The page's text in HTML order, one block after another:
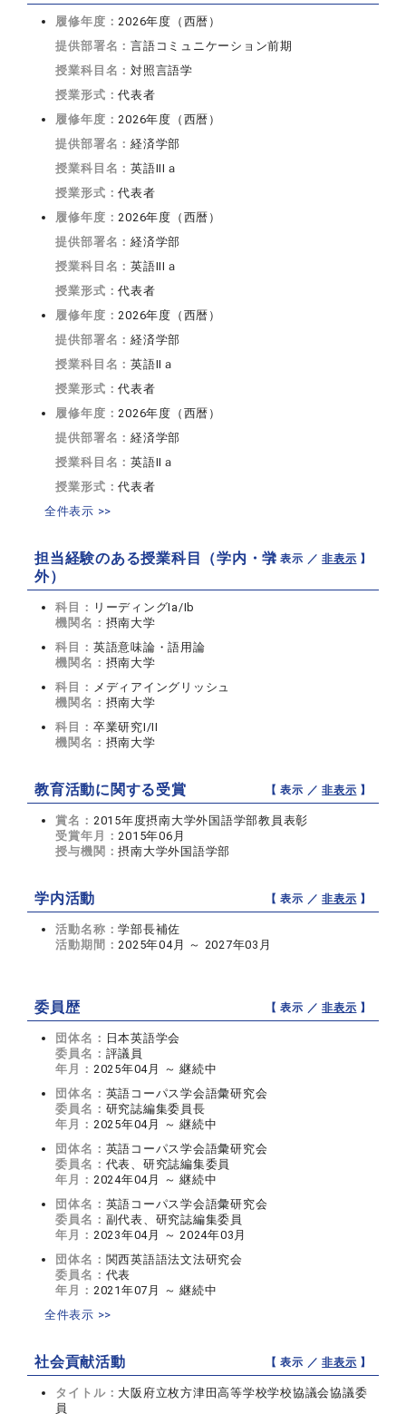
履修年度：2026年度（西暦）
提供部署名：言語コミュニケーション前期
授業科目名：対照言語学
授業形式：代表者
履修年度：2026年度（西暦）
提供部署名：経済学部
授業科目名：英語IIIａ
授業形式：代表者
履修年度：2026年度（西暦）
提供部署名：経済学部
授業科目名：英語IIIａ
授業形式：代表者
履修年度：2026年度（西暦）
提供部署名：経済学部
授業科目名：英語IIａ
授業形式：代表者
履修年度：2026年度（西暦）
提供部署名：経済学部
授業科目名：英語IIａ
授業形式：代表者
全件表示 >>
担当経験のある授業科目（学内・学
外）
【 表示 ／非表示 】
科目： リーディングIa/Ib
機関名： 摂南大学
科目： 英語意味論・語用論
機関名： 摂南大学
科目： メディアイングリッシュ
機関名： 摂南大学
科目： 卒業研究I/II
機関名： 摂南大学
教育活動に関する受賞 【 表示 ／非表示 】
賞名： 2015年度摂南大学外国語学部教員表彰
受賞年月：2015年06月
授与機関：摂南大学外国語学部
学内活動 【 表示 ／非表示 】
活動名称：学部長補佐
活動期間：2025年04月 ～ 2027年03月
委員歴 【 表示 ／非表示 】
団体名： 日本英語学会
委員名： 評議員
年月： 2025年04月 ～ 継続中
団体名： 英語コーパス学会語彙研究会
委員名： 研究誌編集委員長
年月： 2025年04月 ～ 継続中
団体名： 英語コーパス学会語彙研究会
委員名： 代表、研究誌編集委員
年月： 2024年04月 ～ 継続中
団体名： 英語コーパス学会語彙研究会
委員名： 副代表、研究誌編集委員
年月： 2023年04月 ～ 2024年03月
団体名： 関西英語語法文法研究会
委員名： 代表
年月： 2021年07月 ～ 継続中
全件表示 >>
社会貢献活動 【 表示 ／非表示 】
タイトル： 大阪府立枚方津田高等学校学校協議会協議委
員